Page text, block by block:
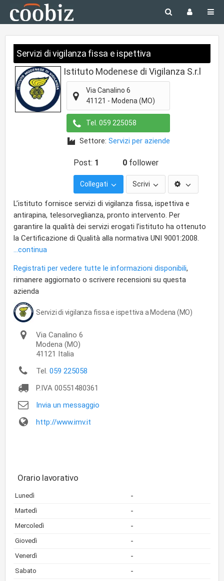
Servizi di vigilanza fissa e ispettiva
Istituto Modenese di Vigilanza S.r.l
Via Canalino 6
41121 - Modena (MO)
Tel. 059 225058
Settore: Servizi per aziende
Post: 1 0 follower
Collegati Scrivi
L’istituto fornisce servizi di vigilanza fissa, ispettiva e
antirapina, telesorveglianza, pronto intervento. Per
garantire la qualità dei servizi erogati l’istituto ha ottenuto
la Certificazione di Qualità alla normativa UNI 9001:2008.
...continua
Registrati per vedere tutte le informazioni disponibili,
rimanere aggiornato o scrivere recensioni su questa
azienda
Servizi di vigilanza fissa e ispettiva a Modena (MO)
Via Canalino 6
Modena (MO)
41121 Italia
Tel. 059 225058
P.IVA 00551480361
Invia un messaggio
http://www.imv.it
Orario lavorativo
Lunedì -
Martedì -
Mercoledì -
Giovedì -
Venerdì -
Sabato -